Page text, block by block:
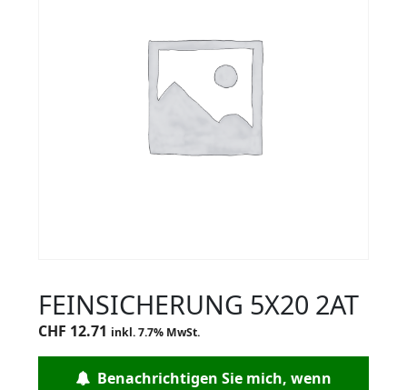
FEINSICHERUNG 5X20 2AT
CHF 12.71 inkl. 7.7% MwSt.
Benachrichtigen Sie mich, wenn